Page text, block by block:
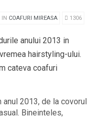
IN COAFURI MIREASA 1306
anului 2013 in
hairstyling-ului.
cateva coafuri
2013, de la covorul
Bineinteles,